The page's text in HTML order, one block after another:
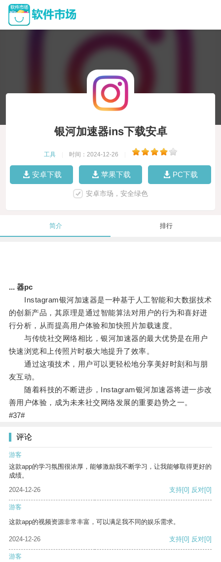
银河加速器ins下载安卓
工具 时间：2024-12-26
安卓下载 苹果下载 PC下载
安卓市场，安全绿色
简介 排行
... 器pc
Instagram银河加速器是一种基于人工智能和大数据技术
的创新产品，其原理是通过智能算法对用户的行为和喜好进
行分析，从而提高用户体验和加快照片加载速度。
与传统社交网络相比，银河加速器的最大优势是在用户
快速浏览和上传照片时极大地提升了效率。
通过这项技术，用户可以更轻松地分享美好时刻和与朋
友互动。
随着科技的不断进步，Instagram银河加速器将进一步改
善用户体验，成为未来社交网络发展的重要趋势之一。
#37#
评论
游客
这款app的学习氛围很浓厚，能够激励我不断学习，让我能够取得更好的
成绩。
2024-12-26
支持[0] 反对[0]
游客
这款app的视频资源非常丰富，可以满足我不同的娱乐需求。
2024-12-26 支持[0] 反对[0]
游客